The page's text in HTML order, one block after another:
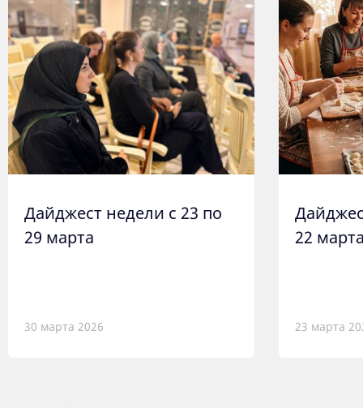
Дайджест недели с 23 по
29 марта
30 марта 2026
22
23 марта